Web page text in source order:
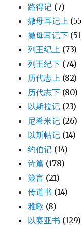
路得记 (7)
撒母耳记上
撒母耳记下
列王纪上 (73)
列王纪下 (74)
历代志上 (82)
历代志下 (80)
以斯拉记 (23)
尼希米记 (26)
以斯帖记 (14)
约伯记 (14)
诗篇 (178)
箴言 (21)
传道书 (14)
雅歌 (8)
以赛亚书 (129)